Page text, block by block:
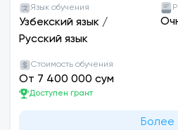
Язык обучения
Узбекский язык /
Русский язык
Стоимость обучения
От 7 400 000 сум
Доступен грант
Более